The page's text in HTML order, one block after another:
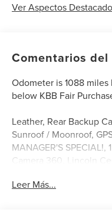
Ver Aspectos
Comentarios
Odometer is 1088
below KBB Fair
Leather, Rear Backup
Sunroof / Moonroof,
MANAGER'S SPECIAL!,
Camera 360, Lincoln
Maintenance Up to
Leer Más...